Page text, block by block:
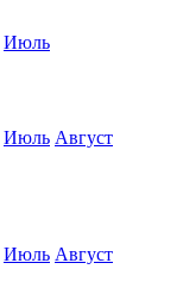
Июль
Июль Август
Июль Август